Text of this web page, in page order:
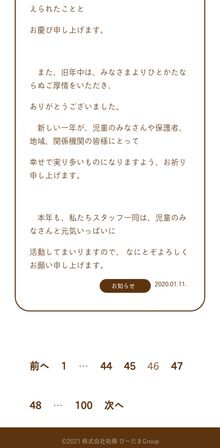
えられたことと
お慶び申し上げます。
また、旧年中は、みなさまよりひとかたな
らぬご厚情をいただき、
ありがとうございました。
新しい一年が、児童のみなさんや保護者、
地域、関係機関の皆様にとって
幸せで実り多いものになりますよう、お祈り
申し上げます。
本年も、私たちスタッフ一同は、児童のみ
なさんと元気いっぱいに
活動してまいりますので、 なにとぞよろしく
お願い申し上げます。
2020.01.11.
お知らせ
投
稿
の
前へ 1 … 44 45 46 47
48 … 100 次へ
©2021 株式会社祐脩 びーだまGroup